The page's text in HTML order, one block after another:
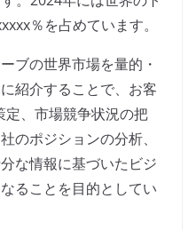
％を占めています。
ブの世界市場を量的・
紹介することで、お客
、市場競争状況の把
のポジションの分析、
な情報に基づいたビジ
ることを目的としてい